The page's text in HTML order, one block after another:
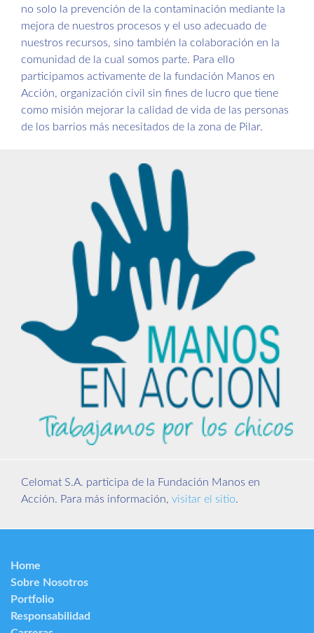
no solo la prevención de la contaminación mediante la
mejora de nuestros procesos y el uso adecuado de
nuestros recursos, sino también la colaboración en la
comunidad de la cual somos parte. Para ello
participamos activamente de la fundación Manos en
Acción, organización civil sin fines de lucro que tiene
como misión mejorar la calidad de vida de las personas
de los barrios más necesitados de la zona de Pilar.
Celomat S.A. participa de la Fundación Manos en
Acción. Para más información, visitar el sitio.
Home
Sobre Nosotros
Portfolio
Responsabilidad